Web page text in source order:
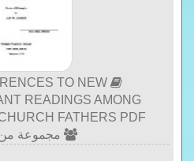
TO NEW
READINGS AMONG
FATHERS PDF
مجموعة من